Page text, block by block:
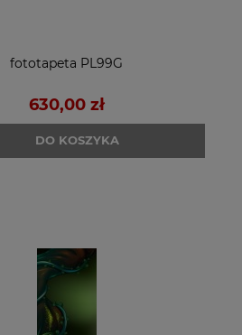
fototapeta PL99G
630,00 zł
DO KOSZYKA